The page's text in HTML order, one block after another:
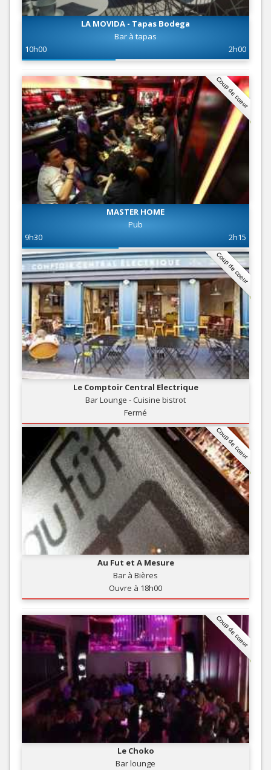
LA MOVIDA - Tapas Bodega
Bar à tapas
10h00
2h00
Coup de coeur
MASTER HOME
Pub
9h30
2h15
Coup de coeur
Le Comptoir Central Electrique
Bar Lounge - Cuisine bistrot
Fermé
Coup de coeur
Au Fut et A Mesure
Bar à Bières
Ouvre à 18h00
Coup de coeur
Le Choko
Bar lounge